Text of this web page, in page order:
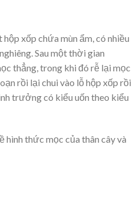
xốp chứa mùn ẩm, có nhiều
Sau một thời gian
thẳng, trong khi đó rễ lại mọc
rồi lại chui vào lỗ hộp xốp rồi
trưởng có kiểu uốn theo kiểu
hình thức mọc của thân cây và